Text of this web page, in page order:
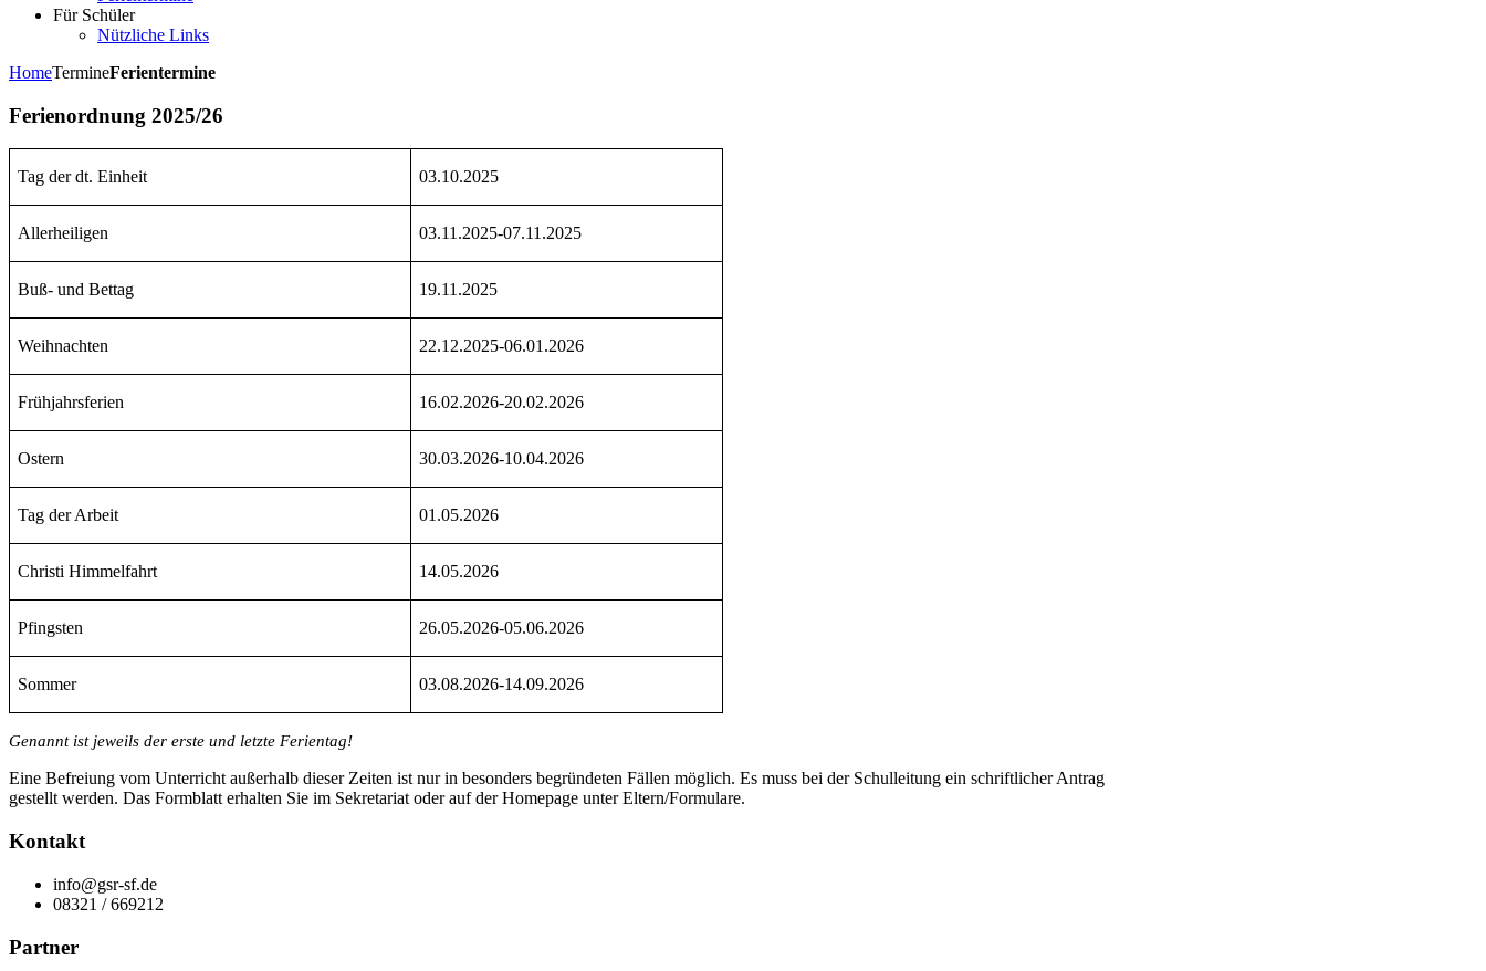
Für Schüler
Nützliche Links
HomeTermineFerientermine
Ferienordnung 2025/26
Tag der dt. Einheit 03.10.2025
Allerheiligen 03.11.2025-07.11.2025
Buß- und Bettag 19.11.2025
Weihnachten 22.12.2025-06.01.2026
Frühjahrsferien 16.02.2026-20.02.2026
Ostern 30.03.2026-10.04.2026
Tag der Arbeit 01.05.2026
Christi Himmelfahrt 14.05.2026
Pfingsten 26.05.2026-05.06.2026
Sommer 03.08.2026-14.09.2026
Genannt ist jeweils der erste und letzte Ferientag!
Eine Befreiung vom Unterricht außerhalb dieser Zeiten ist nur in besonders begründeten Fällen möglich. Es muss bei der Schulleitung ein schriftlicher Antrag
gestellt werden. Das Formblatt erhalten Sie im Sekretariat oder auf der Homepage unter Eltern/Formulare.
Kontakt
info@gsr-sf.de
08321 / 669212
Partner